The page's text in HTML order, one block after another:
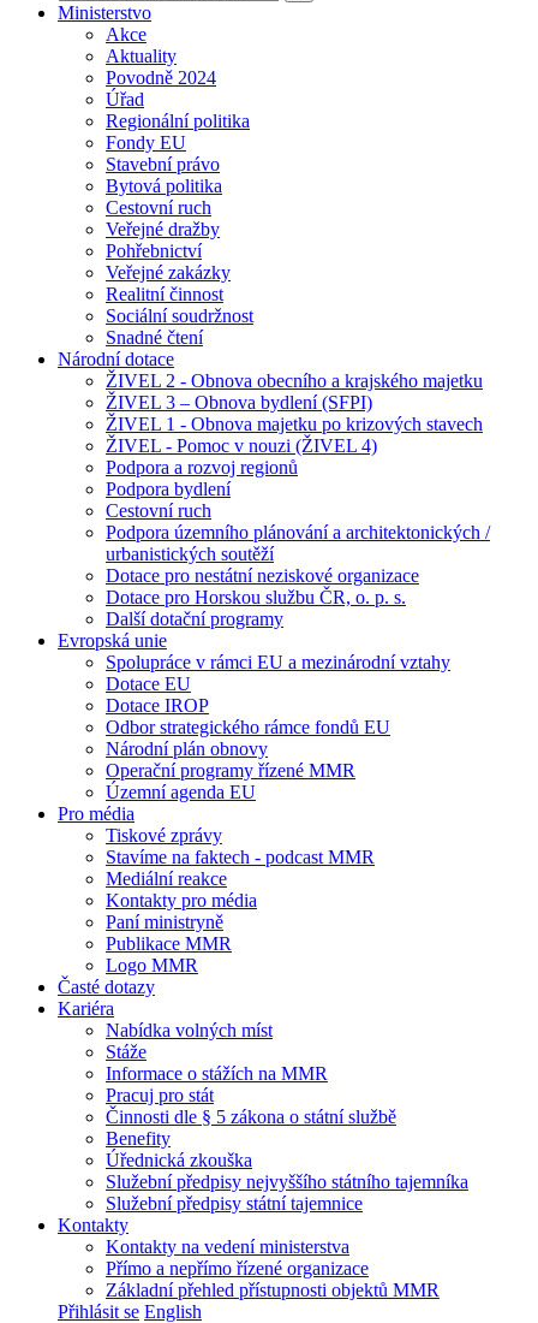
Ministerstvo
Akce
Aktuality
Povodně 2024
Úřad
Regionální politika
Fondy EU
Stavební právo
Bytová politika
Cestovní ruch
Veřejné dražby
Pohřebnictví
Veřejné zakázky
Realitní činnost
Sociální soudržnost
Snadné čtení
Národní dotace
ŽIVEL 2 - Obnova obecního a krajského majetku
ŽIVEL 3 – Obnova bydlení (SFPI)
ŽIVEL 1 - Obnova majetku po krizových stavech
ŽIVEL - Pomoc v nouzi (ŽIVEL 4)
Podpora a rozvoj regionů
Podpora bydlení
Cestovní ruch
Podpora územního plánování a architektonických /
urbanistických soutěží
Dotace pro nestátní neziskové organizace
Dotace pro Horskou službu ČR, o. p. s.
Další dotační programy
Evropská unie
Spolupráce v rámci EU a mezinárodní vztahy
Dotace EU
Dotace IROP
Odbor strategického rámce fondů EU
Národní plán obnovy
Operační programy řízené MMR
Územní agenda EU
Pro média
Tiskové zprávy
Stavíme na faktech - podcast MMR
Mediální reakce
Kontakty pro média
Paní ministryně
Publikace MMR
Logo MMR
Časté dotazy
Kariéra
Nabídka volných míst
Stáže
Informace o stážích na MMR
Pracuj pro stát
Činnosti dle § 5 zákona o státní službě
Benefity
Úřednická zkouška
Služební předpisy nejvyššího státního tajemníka
Služební předpisy státní tajemnice
Kontakty
Kontakty na vedení ministerstva
Přímo a nepřímo řízené organizace
Základní přehled přístupnosti objektů MMR
Přihlásit se English